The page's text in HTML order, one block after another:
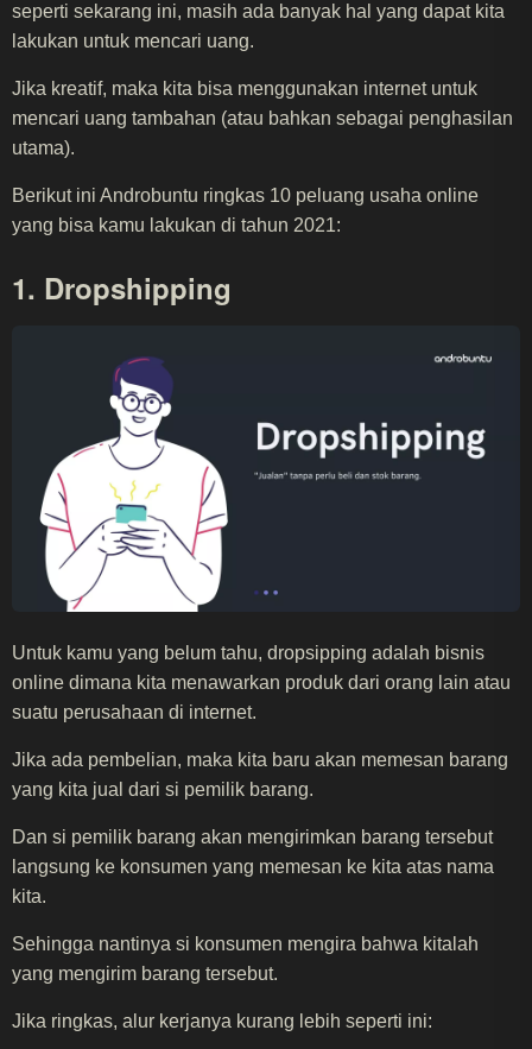
seperti sekarang ini, masih ada banyak hal yang dapat kita
lakukan untuk mencari uang.
Jika kreatif, maka kita bisa menggunakan internet untuk
mencari uang tambahan (atau bahkan sebagai penghasilan
utama).
Berikut ini Androbuntu ringkas 10 peluang usaha online
yang bisa kamu lakukan di tahun 2021:
1. Dropshipping
Untuk kamu yang belum tahu, dropsipping adalah bisnis
online dimana kita menawarkan produk dari orang lain atau
suatu perusahaan di internet.
Jika ada pembelian, maka kita baru akan memesan barang
yang kita jual dari si pemilik barang.
Dan si pemilik barang akan mengirimkan barang tersebut
langsung ke konsumen yang memesan ke kita atas nama
kita.
Sehingga nantinya si konsumen mengira bahwa kitalah
yang mengirim barang tersebut.
Jika ringkas, alur kerjanya kurang lebih seperti ini: